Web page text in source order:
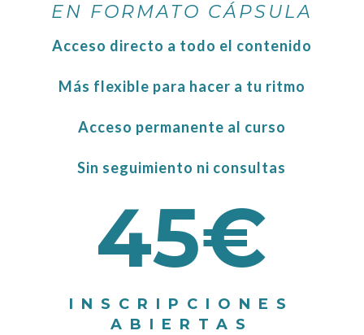
EN FORMATO CÁPSULA
Acceso directo a todo el contenido
Más flexible para hacer a tu ritmo
Acceso permanente al curso
Sin seguimiento ni consultas
45€
INSCRIPCIONES
ABIERTAS